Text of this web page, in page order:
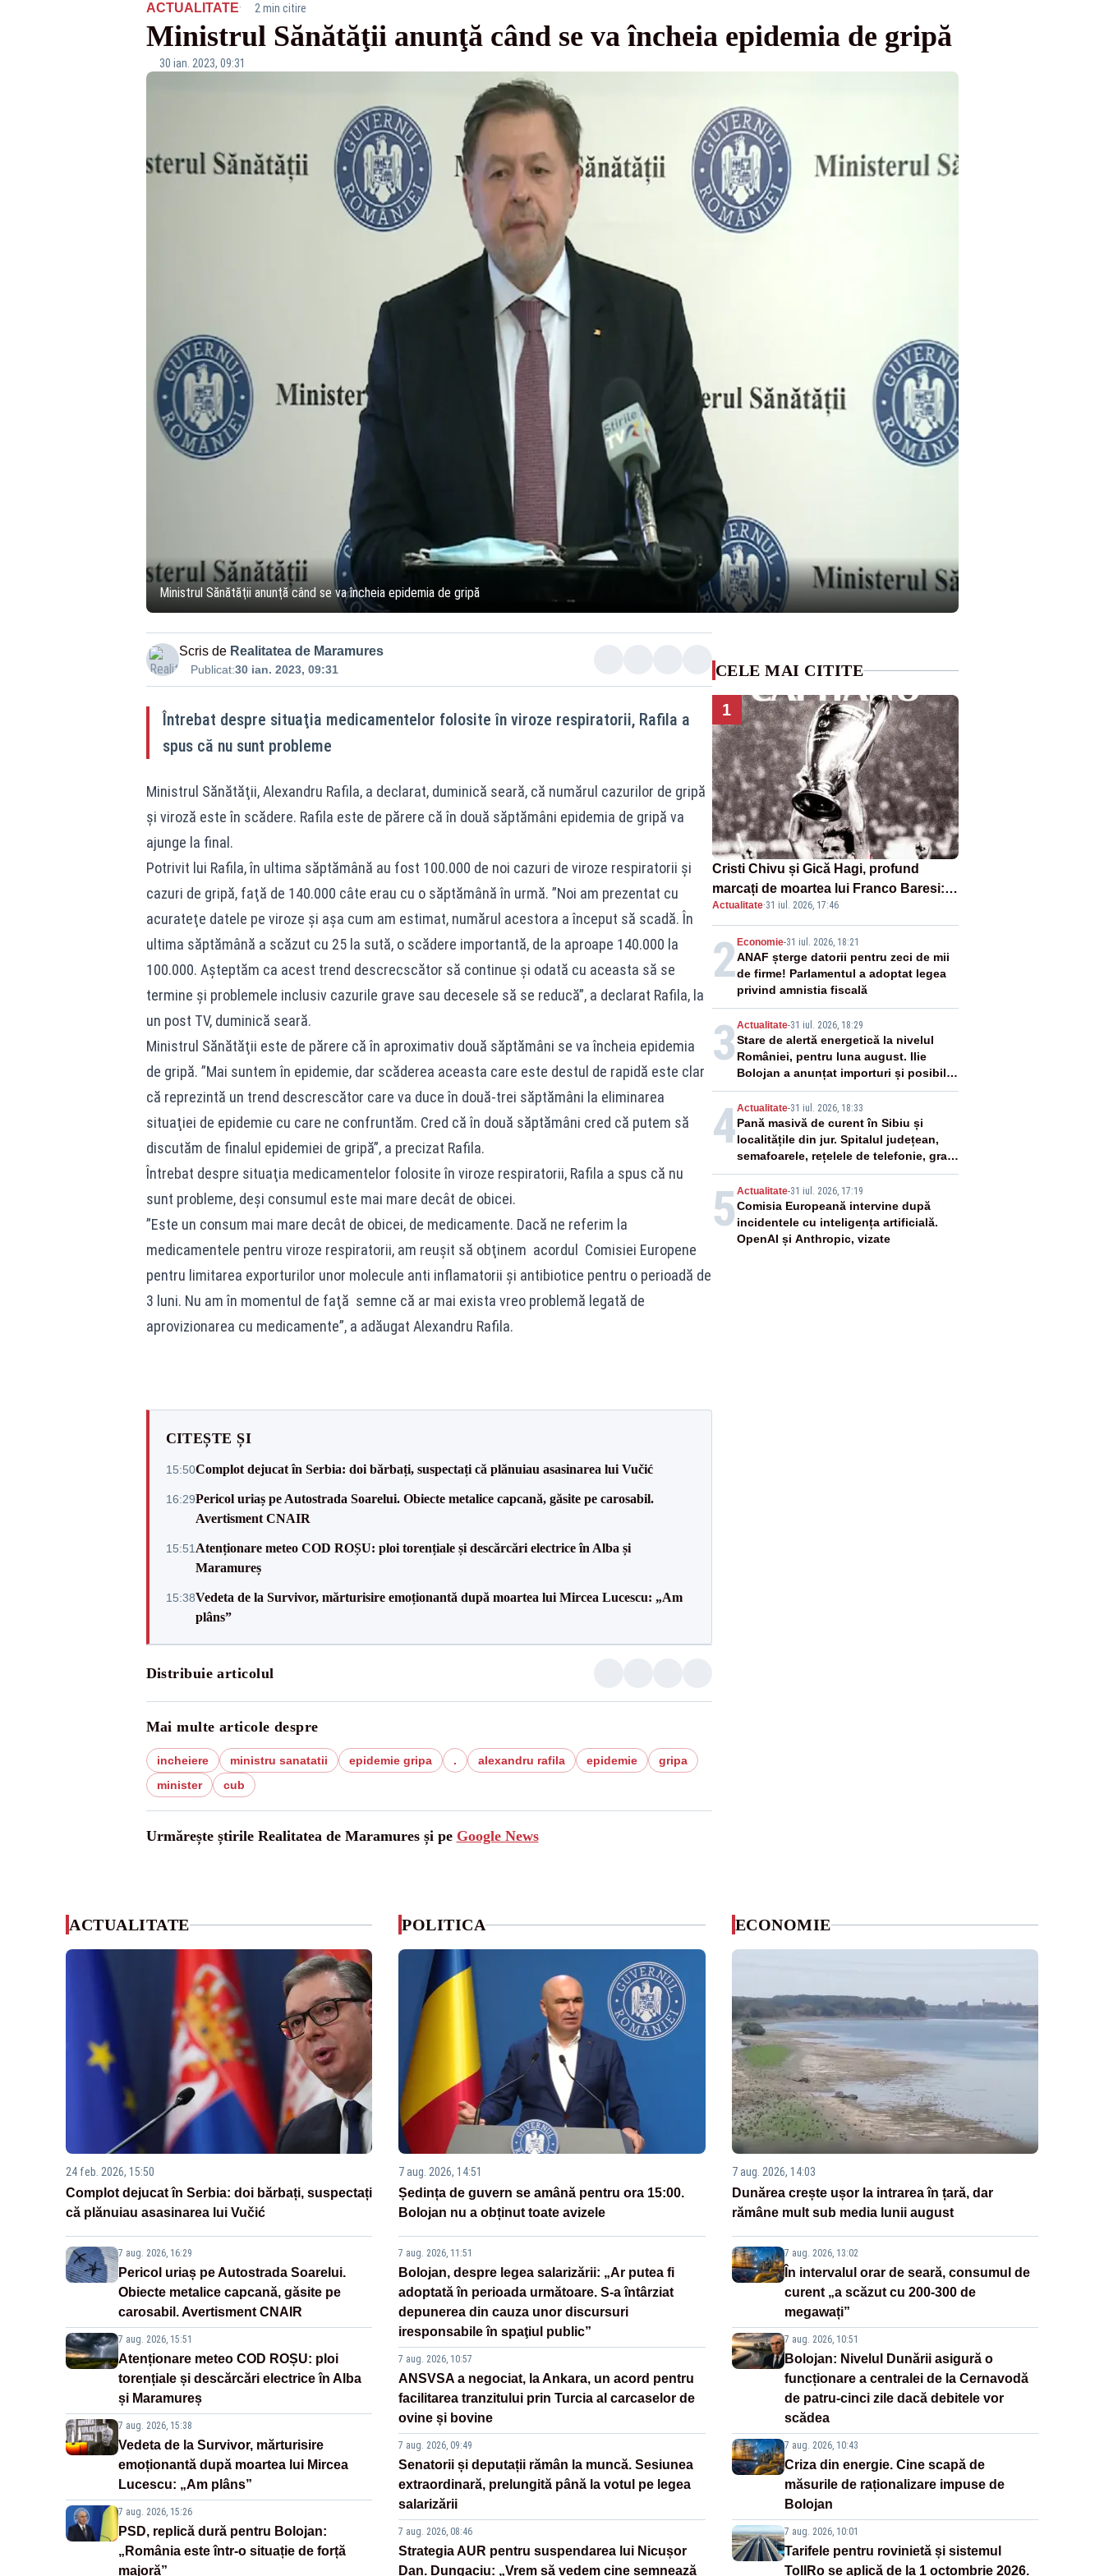
ACTUALITATE· 2 min citire
Ministrul Sănătăţii anunţă când se va încheia epidemia de gripă
30 ian. 2023, 09:31
Ministrul Sănătăţii anunţă când se va încheia epidemia de gripă
Scris de Realitatea de Maramures
Publicat:30 ian. 2023, 09:31
Întrebat despre situaţia medicamentelor folosite în viroze respiratorii, Rafila a
spus că nu sunt probleme
Ministrul Sănătăţii, Alexandru Rafila, a declarat, duminică seară, că numărul cazurilor de gripă
şi viroză este în scădere. Rafila este de părere că în două săptămâni epidemia de gripă va
ajunge la final.
Potrivit lui Rafila, în ultima săptămână au fost 100.000 de noi cazuri de viroze respiratorii şi
cazuri de gripă, faţă de 140.000 câte erau cu o săptămână în urmă. ”Noi am prezentat cu
acurateţe datele pe viroze şi aşa cum am estimat, numărul acestora a început să scadă. În
ultima săptămână a scăzut cu 25 la sută, o scădere importantă, de la aproape 140.000 la
100.000. Aşteptăm ca acest trend descrecscător să continue şi odată cu aceasta să se
termine şi problemele inclusiv cazurile grave sau decesele să se reducă”, a declarat Rafila, la
un post TV, duminică seară.
Ministrul Sănătăţii este de părere că în aproximativ două săptămâni se va încheia epidemia
de gripă. ”Mai suntem în epidemie, dar scăderea aceasta care este destul de rapidă este clar
că reprezintă un trend descrescător care va duce în două-trei săptămâni la eliminarea
situaţiei de epidemie cu care ne confruntăm. Cred că în două săptămâni cred că putem să
discutăm de finalul epidemiei de gripă”, a precizat Rafila.
Întrebat despre situaţia medicamentelor folosite în viroze respiratorii, Rafila a spus că nu
sunt probleme, deşi consumul este mai mare decât de obicei.
”Este un consum mai mare decât de obicei, de medicamente. Dacă ne referim la
medicamentele pentru viroze respiratorii, am reuşit să obţinem acordul Comisiei Europene
pentru limitarea exporturilor unor molecule anti inflamatorii şi antibiotice pentru o perioadă de
3 luni. Nu am în momentul de faţă semne că ar mai exista vreo problemă legată de
aprovizionarea cu medicamente”, a adăugat Alexandru Rafila.
CITEȘTE ȘI
15:50Complot dejucat în Serbia: doi bărbați, suspectați că plănuiau asasinarea lui Vučić
16:29Pericol uriaș pe Autostrada Soarelui. Obiecte metalice capcană, găsite pe carosabil.
Avertisment CNAIR
15:51 Atenționare meteo COD ROȘU: ploi torențiale și descărcări electrice în Alba și
Maramureș
15:38Vedeta de la Survivor, mărturisire emoționantă după moartea lui Mircea Lucescu: „Am
plâns”
Distribuie articolul
Mai multe articole despre
incheiere ministru sanatatii epidemie gripa . alexandru rafila epidemie
gripa
minister
cub
Urmărește știrile Realitatea de Maramures și pe Google News
CELE MAI CITITE
1
Cristi Chivu și Gică Hagi, profund
marcați de moartea lui Franco Baresi:
„O legendă a fotbalului mondial”
Actualitate·31 iul. 2026, 17:46
2 Economie-31 iul. 2026, 18:21
ANAF șterge datorii pentru zeci de mii
de firme! Parlamentul a adoptat legea
privind amnistia fiscală
3 Actualitate-31 iul. 2026, 18:29
Stare de alertă energetică la nivelul
României, pentru luna august. Ilie
Bolojan a anunțat importuri și posibile
restricții – VIDEO
4Actualitate-31 iul. 2026, 18:33
Pană masivă de curent în Sibiu și
localitățile din jur. Spitalul județean,
semafoarele, rețelele de telefonie, grav
afectate
5 Actualitate-31 iul. 2026, 17:19
Comisia Europeană intervine după
incidentele cu inteligența artificială.
OpenAI și Anthropic, vizate
ACTUALITATE
24 feb. 2026, 15:50
Complot dejucat în Serbia: doi bărbați, suspectați
că plănuiau asasinarea lui Vučić
7 aug. 2026, 16:29
Pericol uriaș pe Autostrada Soarelui.
Obiecte metalice capcană, găsite pe
carosabil. Avertisment CNAIR
7 aug. 2026, 15:51
Atenționare meteo COD ROȘU: ploi
torențiale și descărcări electrice în Alba
și Maramureș
7 aug. 2026, 15:38
Vedeta de la Survivor, mărturisire
emoționantă după moartea lui Mircea
Lucescu: „Am plâns”
7 aug. 2026, 15:26
PSD, replică dură pentru Bolojan:
„România este într-o situație de forță
majoră”
POLITICA
7 aug. 2026, 14:51
Ședința de guvern se amână pentru ora 15:00.
Bolojan nu a obținut toate avizele
7 aug. 2026, 11:51
Bolojan, despre legea salarizării: „Ar putea fi
adoptată în perioada următoare. S-a întârziat
depunerea din cauza unor discursuri
iresponsabile în spaţiul public”
7 aug. 2026, 10:57
ANSVSA a negociat, la Ankara, un acord pentru
facilitarea tranzitului prin Turcia al carcaselor de
ovine și bovine
7 aug. 2026, 09:49
Senatorii și deputații rămân la muncă. Sesiunea
extraordinară, prelungită până la votul pe legea
salarizării
7 aug. 2026, 08:46
Strategia AUR pentru suspendarea lui Nicușor
Dan. Dungaciu: „Vrem să vedem cine semnează
ECONOMIE
7 aug. 2026, 14:03
Dunărea crește ușor la intrarea în țară, dar
rămâne mult sub media lunii august
7 aug. 2026, 13:02
În intervalul orar de seară, consumul de
curent „a scăzut cu 200-300 de
megawați”
7 aug. 2026, 10:51
Bolojan: Nivelul Dunării asigură o
funcționare a centralei de la Cernavodă
de patru-cinci zile dacă debitele vor
scădea
7 aug. 2026, 10:43
Criza din energie. Cine scapă de
măsurile de raționalizare impuse de
Bolojan
7 aug. 2026, 10:01
Tarifele pentru rovinietă și sistemul
TollRo se aplică de la 1 octombrie 2026.